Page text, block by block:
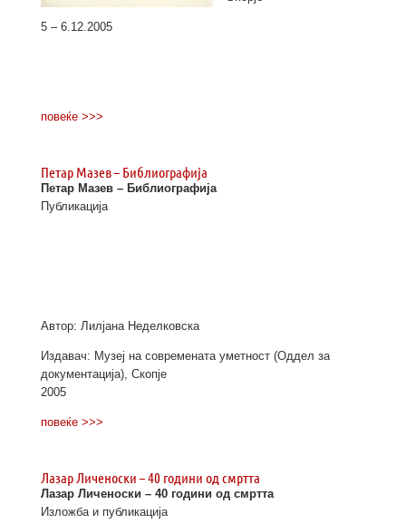
5 – 6.12.2005
повеќе >>>
Петар Мазев – Библиографија
Петар Мазев – Библиографија
Публикација
Автор: Лилјана Неделковска
Издавач: Музеј на современата уметност (Оддел за
документација), Скопје
2005
повеќе >>>
Лазар Личеноски – 40 години од смртта
Лазар Личеноски – 40 години од смртта
Изложба и публикација